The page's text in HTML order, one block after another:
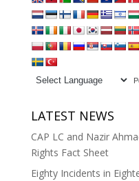
LATEST NEWS
CAP LC and Nazir
Rights Fact Sheet
Eighty Incidents in